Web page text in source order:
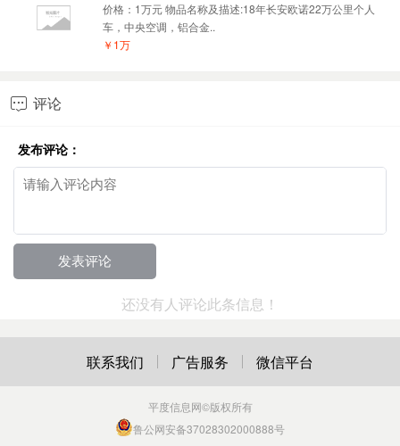
价格：1万元 物品名称及描述:18年长安欧诺22万公里个人
车，中央空调，铝合金..
￥1万
 评论
发布评论：
还没有人评论此条信息！
联系我们 广告服务 微信平台
平度信息网©版权所有
鲁公网安备37028302000888号